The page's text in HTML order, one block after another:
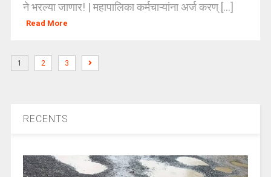
ने भरल्या जाणार! | महापालिका कर्मचाऱ्यांना अर्ज करण् [...]
Read More
1 2 3
RECENTS